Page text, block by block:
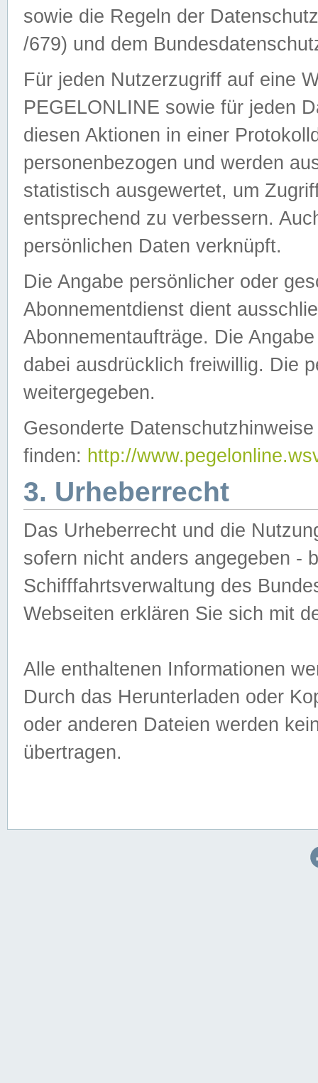
sowie die Regeln der
/679) und dem
Für jeden Nutzerzugriff auf eine
PEGELONLINE sowie für jeden
diesen Aktionen in einer
personenbezogen und werden
statistisch ausgewertet, um
entsprechend zu verbessern.
persönlichen Daten verknüpft.
Die Angabe persönlicher oder
Abonnementdienst dient
Abonnementaufträge. Die
dabei ausdrücklich freiwillig. Die
weitergegeben.
Gesonderte
finden: http://
3. Urheberrecht
Das Urheberrecht und die
sofern nicht anders angegeben -
Schifffahrtsverwaltung des
Webseiten erklären Sie sich mit
Alle enthaltenen Informationen
Durch das Herunterladen oder
oder anderen Dateien werden
übertragen.